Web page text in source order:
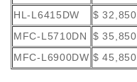
HL-L6415DW
$ 32,850
MFC-L5710DN
$ 35,850
MFC-L6900DW $ 45,850